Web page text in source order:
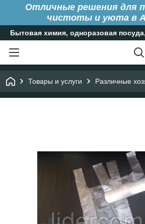
Отличные решения для
чистоты и уюта в
Бытовая химия, одноразовая
Товары и услуги Различные